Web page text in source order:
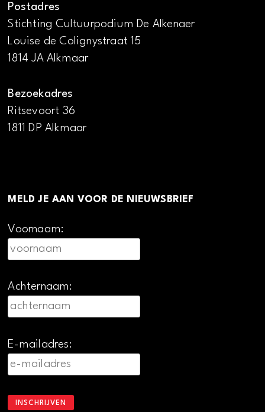
Postadres
Stichting Cultuurpodium De Alkenaer
Louise de Colignystraat 15
1814 JA Alkmaar
Bezoekadres
Ritsevoort 36
1811 DP Alkmaar
MELD JE AAN VOOR DE NIEUWSBRIEF
Voornaam:
Achternaam:
E-mailadres: